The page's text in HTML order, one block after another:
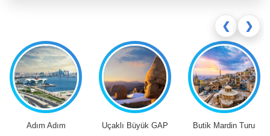
❮ ❯
Adım Adım
Uçaklı Büyük GAP
Butik Mardin Turu